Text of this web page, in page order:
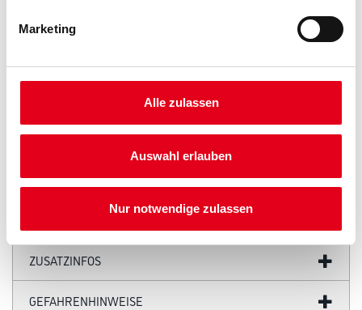
Marketing
Alle zulassen
Auswahl erlauben
Nur notwendige zulassen
PRODUKTEIGENSCHAFTEN
Rohrschiebestück aus UV-beständigem und schlagzähem PVC für
ZUSATZINFOS
GEFAHRENHINWEISE